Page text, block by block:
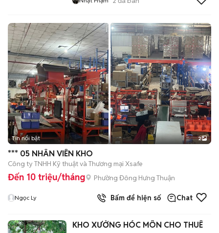
Tin nổi bật 2
*** 05 NHÂN VIÊN KHO
Công ty TNHH Kỹ thuật và Thương mại Xsafe
Đến 10 triệu/tháng Phường Đông Hưng Thuận
Ngọc Ly Bấm để hiện số Chat
KHO XƯỞNG HÓC MÔN CHO THUÊ